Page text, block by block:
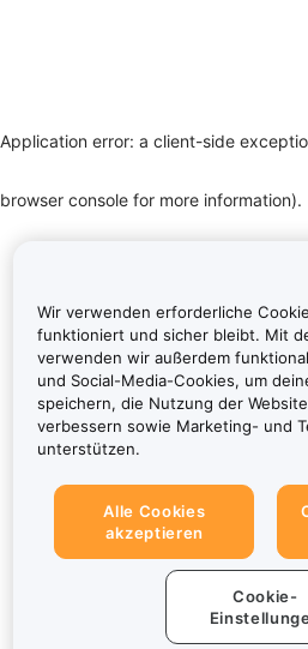
Application error: a client-side
browser console for more information).
Wir verwenden erforderliche
funktioniert und sicher bleibt. Mit
verwenden wir außerdem
und Social-Media-Cookies, um
speichern, die Nutzung der
verbessern sowie Marketing- und
unterstützen.
Alle Cookies
akzeptieren
Cookie-